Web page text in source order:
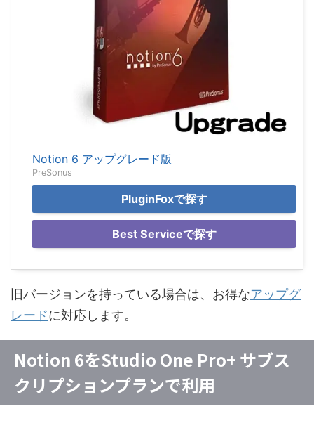
Notion 6 アップグレード版
PreSonus
PluginFoxで探す
Best Serviceで探す
旧バージョンを持っている場合は、お得なアップグ
レードに対応します。
Notion 6をStudio One Pro+ サブス
クリプションプランで利用